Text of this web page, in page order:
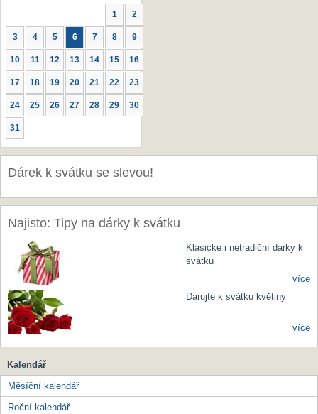
1 2
3 4 5 6 7 8 9
10 11 12 13 14 15 16
17 18 19 20 21 22 23
24 25 26 27 28 29 30
31
Dárek k svátku se slevou!
Najisto: Tipy na dárky k svátku
Klasické i netradiční dárky k
svátku
více
Darujte k svátku květiny
více
Kalendář
Měsíční kalendář
Roční kalendář